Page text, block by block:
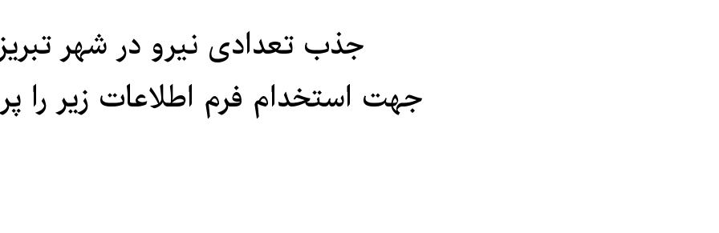
​​​​​​​جذب تعدادی نیرو در شهر
جهت استخدام فرم اطلاعات زیر را